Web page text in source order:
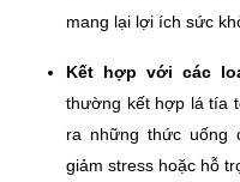
mang lại lợi ích sức
Kết hợp với các
thường kết hợp lá tía
ra những thức uống
giảm stress hoặc hỗ